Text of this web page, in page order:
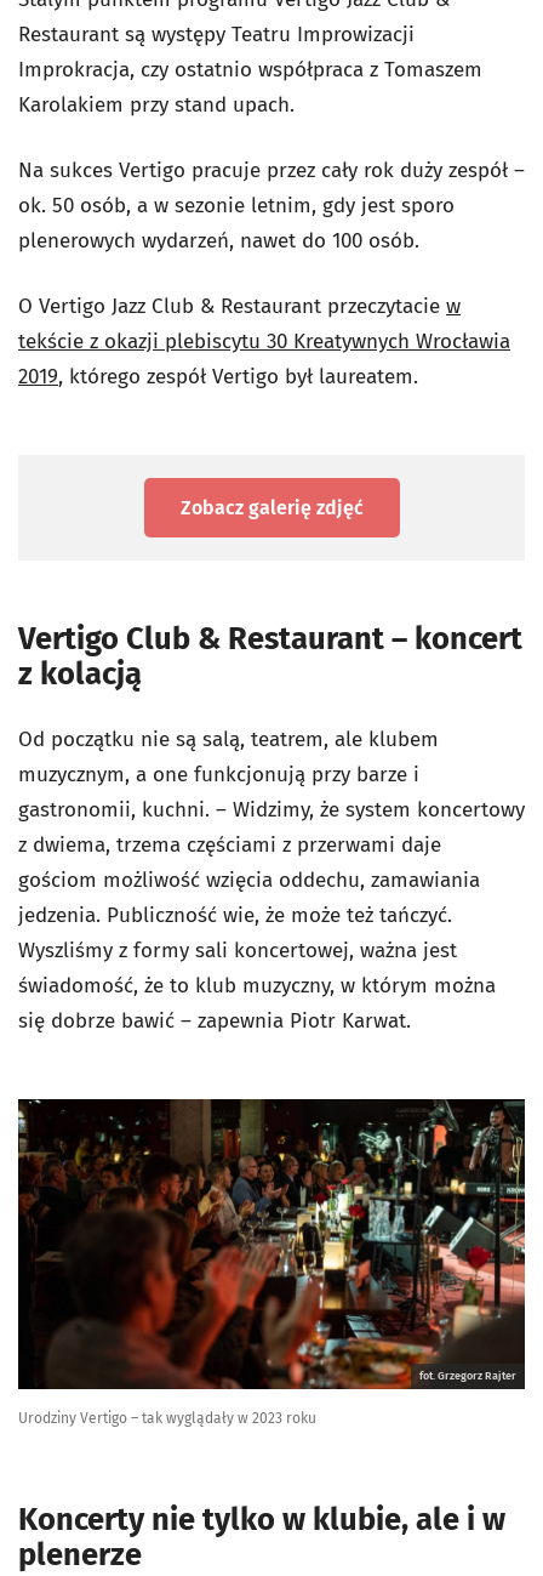
Restaurant są występy Teatru Improwizacji
Improkracja, czy ostatnio współpraca z Tomaszem
Karolakiem przy stand upach.
Na sukces Vertigo pracuje przez cały rok duży zespół –
ok. 50 osób, a w sezonie letnim, gdy jest sporo
plenerowych wydarzeń, nawet do 100 osób.
O Vertigo Jazz Club & Restaurant przeczytacie w
tekście z okazji plebiscytu 30 Kreatywnych Wrocławia
2019, którego zespół Vertigo był laureatem.
Zobacz galerię zdjęć
Vertigo Club & Restaurant – koncert
z kolacją
Od początku nie są salą, teatrem, ale klubem
muzycznym, a one funkcjonują przy barze i
gastronomii, kuchni. – Widzimy, że system koncertowy
z dwiema, trzema częściami z przerwami daje
gościom możliwość wzięcia oddechu, zamawiania
jedzenia. Publiczność wie, że może też tańczyć.
Wyszliśmy z formy sali koncertowej, ważna jest
świadomość, że to klub muzyczny, w którym można
się dobrze bawić – zapewnia Piotr Karwat.
fot. Grzegorz Rajter
Urodziny Vertigo – tak wyglądały w 2023 roku
Koncerty nie tylko w klubie, ale i w
plenerze